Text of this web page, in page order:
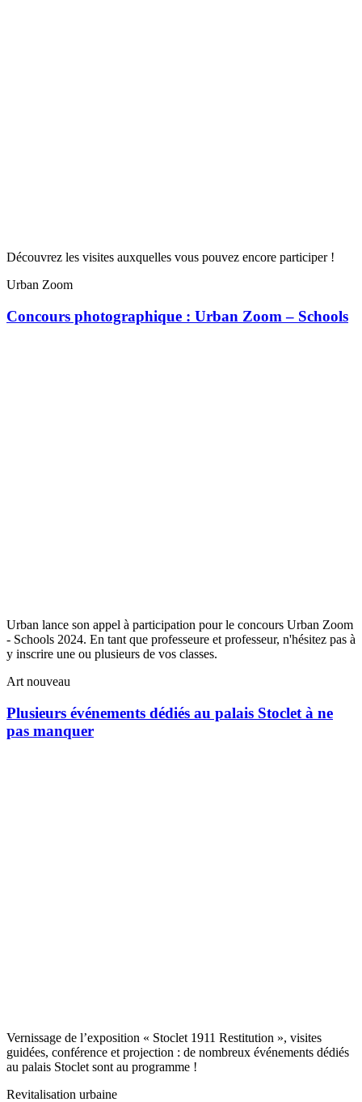
Découvrez les visites auxquelles vous pouvez encore participer !
Urban Zoom
Concours photographique : Urban Zoom – Schools
Urban lance son appel à participation pour le concours Urban Zoom
- Schools 2024. En tant que professeure et professeur, n'hésitez pas à
y inscrire une ou plusieurs de vos classes.
Art nouveau
Plusieurs événements dédiés au palais Stoclet à ne
pas manquer
Vernissage de l’exposition « Stoclet 1911 Restitution », visites
guidées, conférence et projection : de nombreux événements dédiés
au palais Stoclet sont au programme !
Revitalisation urbaine